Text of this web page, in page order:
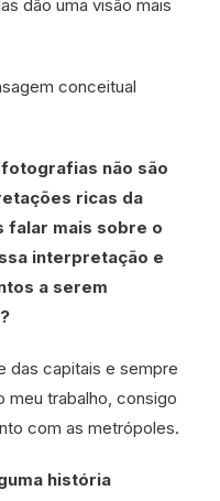
dão uma visão mais
conceitual
não são
ricas da
falar mais sobre o
interpretação e
a serem
das capitais e sempre
meu trabalho, consigo
com as metrópoles.
história